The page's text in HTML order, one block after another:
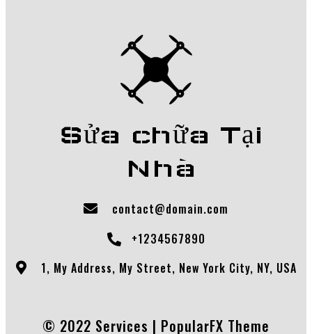
Sửa chữa Tại
Nhà
contact@domain.com
+1234567890
1, My Address, My Street, New York City, NY, USA
© 2022 Services | PopularFX Theme